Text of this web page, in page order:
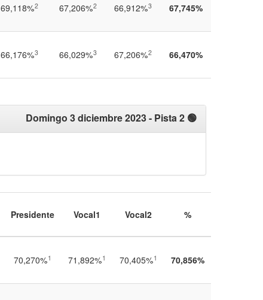
69,118%2 67,206%2 66,912%3 67,745%
66,176%3 66,029%3 67,206%2 66,470%
Domingo 3 diciembre 2023- Pista 2 🟢
Presidente Vocal1 Vocal2 %
70,270%1 71,892%1 70,405%1 70,856%